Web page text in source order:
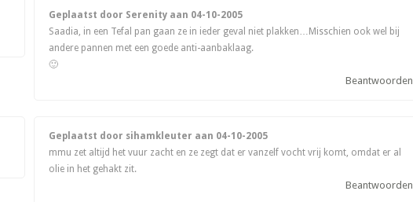
Geplaatst door Serenity aan 04-10-2005
Saadia, in een Tefal pan gaan ze in ieder geval niet plakken…Misschien ook wel bij
andere pannen met een goede anti-aanbaklaag.
🙂
Beantwoorden
Geplaatst door sihamkleuter aan 04-10-2005
mmu zet altijd het vuur zacht en ze zegt dat er vanzelf vocht vrij komt, omdat er al
olie in het gehakt zit.
Beantwoorden